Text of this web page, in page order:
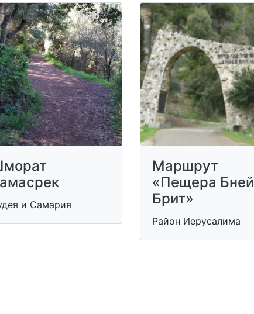
и Самария
Маршрут
«Пещера Бней
Брит»
Район Иерусалима